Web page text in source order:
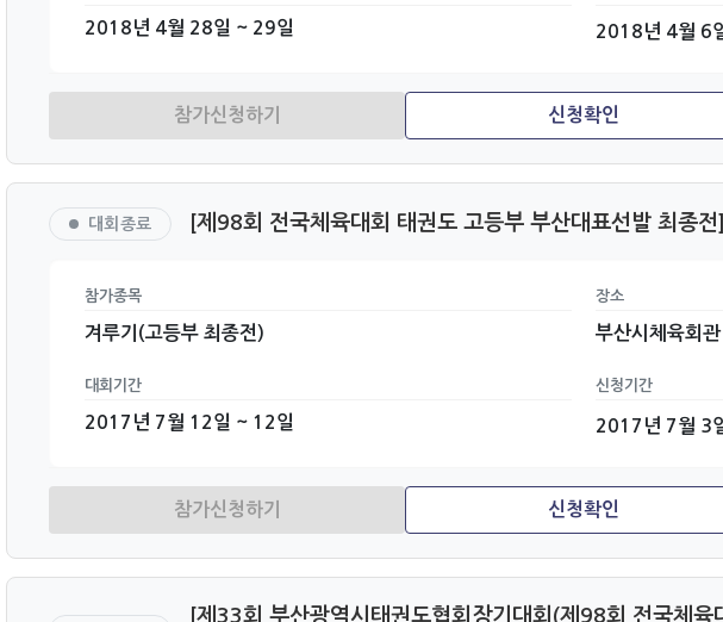
2018년 4월 28일 ~ 29일 2018년 4월 6
대회종료 [제98회 전국체육대회 태권도 고등부 부산대표선발 최종전]
참가종목
겨루기(고등부 최종전)
장소
부산시체육회
대회기간
2017년 7월 12일 ~ 12일
신청기간
2017년 7월 3
[제33회 부산광역시태권도협회장기대회(제98회 전국체육